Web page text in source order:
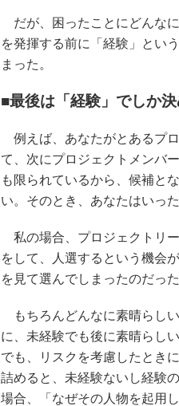
だが、困ったことにどんな
を発揮する前に「経験」とい
まった。
■最後は「経験」でしか
例えば、あなたがとあるプ
て、次にプロジェクトメンバ
も限られているから、候補と
い。そのとき、あなたはいっ
私の場合、プロジェクトリ
をして、人選するという機会
を見て選んでしまったのだった
もちろんどんなに素晴らし
に、未経験でも後に素晴らし
でも、リスクを考慮したとき
詰めると、未経験ないし経験
場合、「なぜその人物を起用